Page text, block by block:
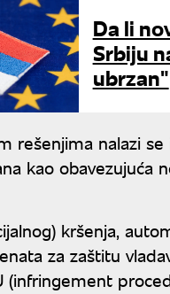
Da li
Srbiju
ubrzan"
rešenjima nalazi se
kao
kršenja,
za zaštitu
(infringement